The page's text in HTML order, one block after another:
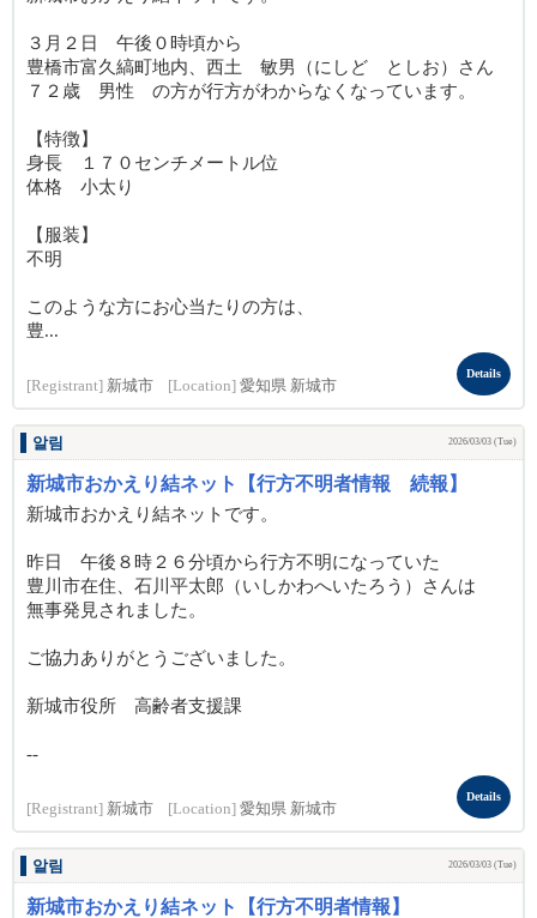
３月２日 午後０時頃から
豊橋市富久縞町地内、西土 敏男（にしど としお）さん
７２歳 男性 の方が行方がわからなくなっています。
【特徴】
身長 １７０センチメートル位
体格 小太り
【服装】
不明
このような方にお心当たりの方は、
豊...
[Registrant] 新城市 [Location] 愛知県 新城市
Details
알림 2026/03/03 (Tue)
新城市おかえり結ネット【行方不明者情報 続報】
新城市おかえり結ネットです。
昨日 午後８時２６分頃から行方不明になっていた
豊川市在住、石川平太郎（いしかわへいたろう）さんは
無事発見されました。
ご協力ありがとうございました。
新城市役所 高齢者支援課
--
[Registrant] 新城市 [Location] 愛知県 新城市
Details
알림 2026/03/03 (Tue)
新城市おかえり結ネット【行方不明者情報】